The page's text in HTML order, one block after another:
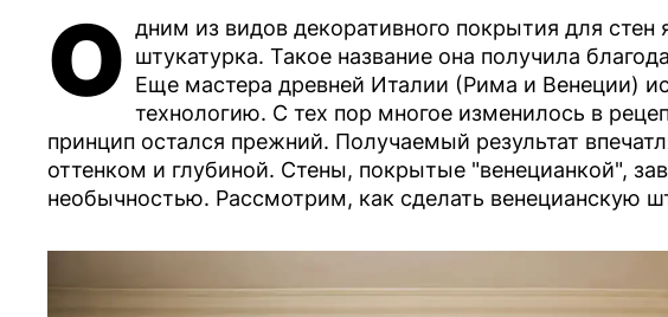
О дним из видов декоративного покрытия для стен
штукатурка. Такое название она получила
Еще мастера древней Италии (Рима и Венеции)
технологию. С тех пор многое изменилось в
принцип остался прежний. Получаемый результат
оттенком и глубиной. Стены, покрытые "венецианкой",
необычностью. Рассмотрим, как сделать венецианскую